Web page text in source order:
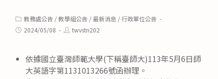
Post
category:
教務處公告 /教學組公告 /最新消息 /行政單位公告
Post2024/05/08
Posttwvstn202
依據國立臺灣師範大學(下稱臺師大)113年5月6日師
大英語字第1131013266號函辦理。